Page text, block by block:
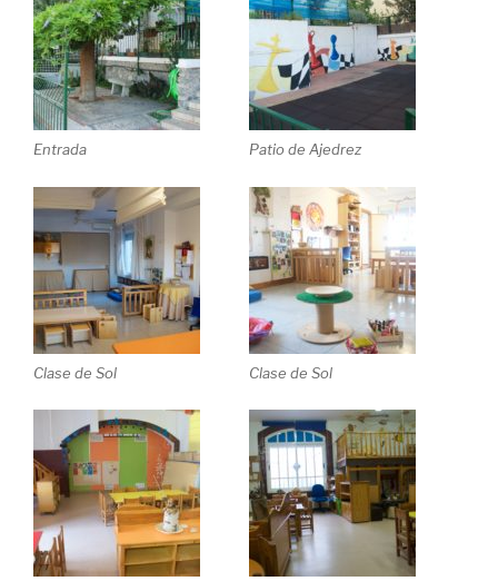
Entrada Patio de Ajedrez
Clase de Sol Clase de Sol